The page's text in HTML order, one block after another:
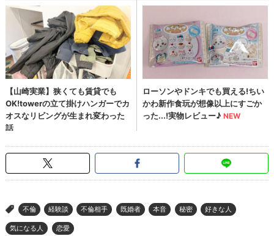
> 不倫 経験談 不倫相手 既婚者 本音 秘密 好きな人
気になる人 恋愛